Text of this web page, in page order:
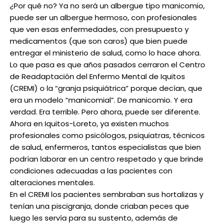
¿Por qué no? Ya no será un albergue tipo manicomio,
puede ser un albergue hermoso, con profesionales
que ven esas enfermedades, con presupuesto y
medicamentos (que son caros) que bien puede
entregar el ministerio de salud, como lo hace ahora.
Lo que pasa es que años pasados cerraron el Centro
de Readaptación del Enfermo Mental de Iquitos
(CREMI) o la “granja psiquiátrica” porque decían, que
era un modelo “manicomial”. De manicomio. Y era
verdad. Era terrible. Pero ahora, puede ser diferente.
Ahora en Iquitos-Loreto, ya existen muchos
profesionales como psicólogos, psiquiatras, técnicos
de salud, enfermeros, tantos especialistas que bien
podrían laborar en un centro respetado y que brinde
condiciones adecuadas a las pacientes con
alteraciones mentales.
En el CREMI los pacientes sembraban sus hortalizas y
tenían una piscigranja, donde criaban peces que
luego les servía para su sustento, además de